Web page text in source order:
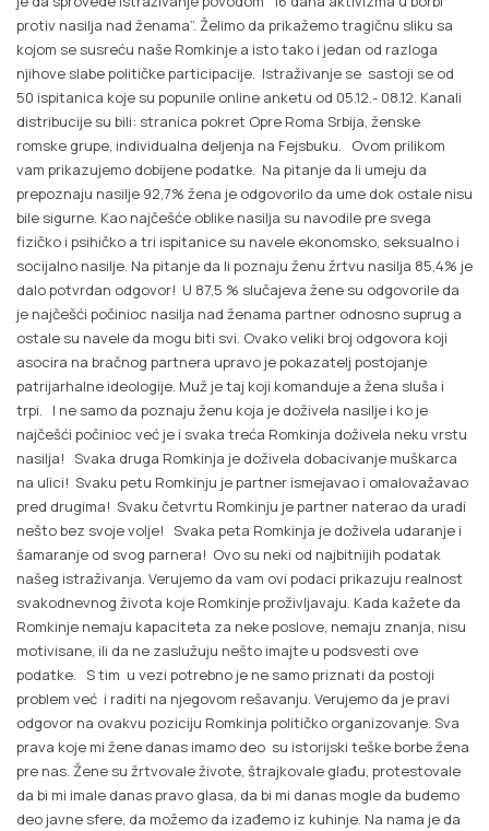
protiv nasilja nad ženama”. Želimo da prikažemo tragičnu sliku sa
kojom se susreću naše Romkinje a isto tako i jedan od razloga
njihove slabe političke participacije. Istraživanje se sastoji se od
50 ispitanica koje su popunile online anketu od 05.12.- 08.12. Kanali
distribucije su bili: stranica pokret Opre Roma Srbija, ženske
romske grupe, individualna deljenja na Fejsbuku. Ovom prilikom
vam prikazujemo dobijene podatke. Na pitanje da li umeju da
prepoznaju nasilje 92,7% žena je odgovorilo da ume dok ostale nisu
bile sigurne. Kao najčešće oblike nasilja su navodile pre svega
fizičko i psihičko a tri ispitanice su navele ekonomsko, seksualno i
socijalno nasilje. Na pitanje da li poznaju ženu žrtvu nasilja 85,4% je
dalo potvrdan odgovor! U 87,5 % slučajeva žene su odgovorile da
je najčešći počinioc nasilja nad ženama partner odnosno suprug a
ostale su navele da mogu biti svi. Ovako veliki broj odgovora koji
asocira na bračnog partnera upravo je pokazatelj postojanje
patrijarhalne ideologije. Muž je taj koji komanduje a žena sluša i
trpi. I ne samo da poznaju ženu koja je doživela nasilje i ko je
najčešći počinioc već je i svaka treća Romkinja doživela neku vrstu
nasilja! Svaka druga Romkinja je doživela dobacivanje muškarca
na ulici! Svaku petu Romkinju je partner ismejavao i omalovažavao
pred drugima! Svaku četvrtu Romkinju je partner naterao da uradi
nešto bez svoje volje! Svaka peta Romkinja je doživela udaranje i
šamaranje od svog parnera! Ovo su neki od najbitnijih podatak
našeg istraživanja. Verujemo da vam ovi podaci prikazuju realnost
svakodnevnog života koje Romkinje proživljavaju. Kada kažete da
Romkinje nemaju kapaciteta za neke poslove, nemaju znanja, nisu
motivisane, ili da ne zaslužuju nešto imajte u podsvesti ove
podatke. S tim u vezi potrebno je ne samo priznati da postoji
problem već i raditi na njegovom rešavanju. Verujemo da je pravi
odgovor na ovakvu poziciju Romkinja političko organizovanje. Sva
prava koje mi žene danas imamo deo su istorijski teške borbe žena
pre nas. Žene su žrtvovale živote, štrajkovale glađu, protestovale
da bi mi imale danas pravo glasa, da bi mi danas mogle da budemo
deo javne sfere, da možemo da izađemo iz kuhinje. Na nama je da